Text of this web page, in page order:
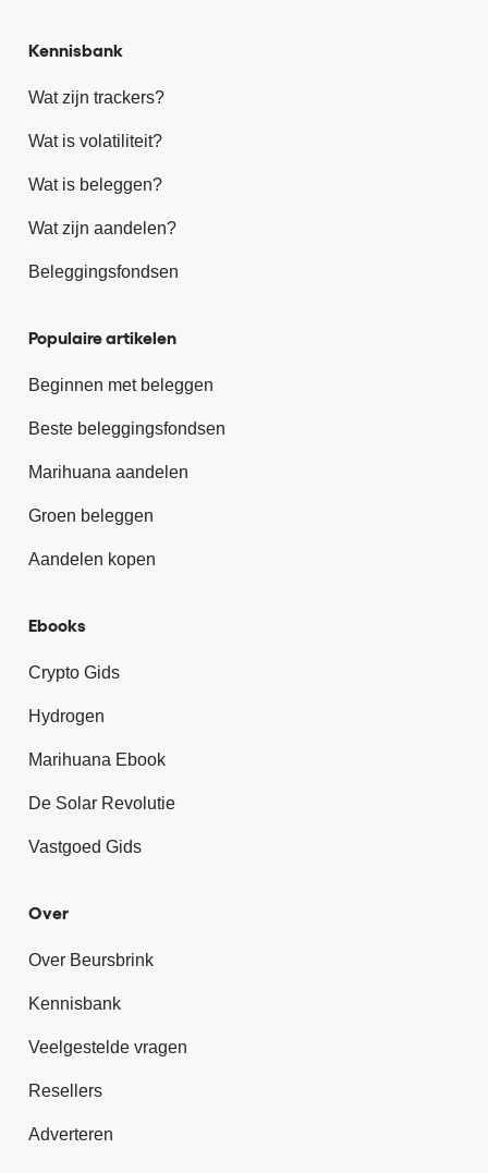
Kennisbank
Wat zijn trackers?
Wat is volatiliteit?
Wat is beleggen?
Wat zijn aandelen?
Beleggingsfondsen
Populaire artikelen
Beginnen met beleggen
Beste beleggingsfondsen
Marihuana aandelen
Groen beleggen
Aandelen kopen
Ebooks
Crypto Gids
Hydrogen
Marihuana Ebook
De Solar Revolutie
Vastgoed Gids
Over
Over Beursbrink
Kennisbank
Veelgestelde vragen
Resellers
Adverteren